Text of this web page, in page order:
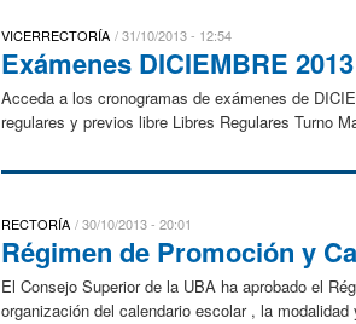
VICERRECTORÍA 31/10/2013 - 12:54
Exámenes DICIEMBRE
Acceda a los cronogramas de exámenes de
regulares y previos libre Libres Regulares Turno
RECTORÍA 30/10/2013 - 20:01
Régimen de Promoción y
El Consejo Superior de la UBA ha aprobado el
organización del calendario escolar , la